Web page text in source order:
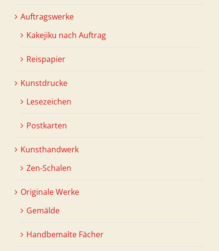
Auftragswerke
Kakejiku nach Auftrag
Reispapier
Kunstdrucke
Lesezeichen
Postkarten
Kunsthandwerk
Zen-Schalen
Originale Werke
Gemälde
Handbemalte Fächer